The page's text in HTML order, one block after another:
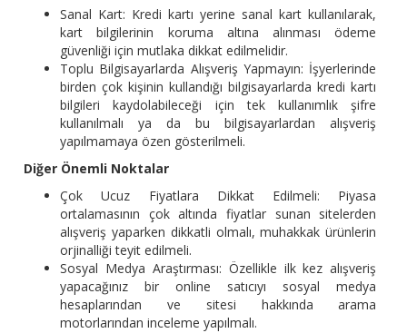
Sanal Kart: Kredi kartı yerine sanal kart kullanılarak,
kart bilgilerinin koruma altına alınması ödeme
güvenliği için mutlaka dikkat edilmelidir.
Toplu Bilgisayarlarda Alışveriş Yapmayın: İşyerlerinde
birden çok kişinin kullandığı bilgisayarlarda kredi kartı
bilgileri kaydolabileceği için tek kullanımlık şifre
kullanılmalı ya da bu bilgisayarlardan alışveriş
yapılmamaya özen gösterilmeli.
Diğer Önemli Noktalar
Çok Ucuz Fiyatlara Dikkat Edilmeli: Piyasa
ortalamasının çok altında fiyatlar sunan sitelerden
alışveriş yaparken dikkatli olmalı, muhakkak ürünlerin
orjinalliği teyit edilmeli.
Sosyal Medya Araştırması: Özellikle ilk kez alışveriş
yapacağınız bir online satıcıyı sosyal medya
hesaplarından ve sitesi hakkında arama
motorlarından inceleme yapılmalı.